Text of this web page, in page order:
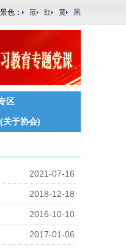
色： 蓝 红 黄 黑
区
关于协会)
2021-07-16
2018-12-18
2016-10-10
2017-01-06